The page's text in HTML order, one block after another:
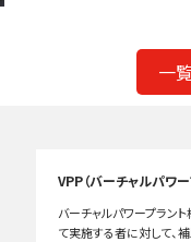
一
VPP（バーチャルパワ
バーチャルパワープラン
て実施する者に対して、